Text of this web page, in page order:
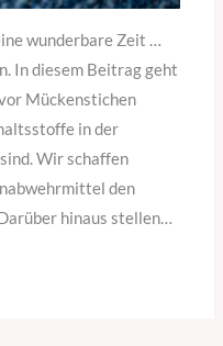
wunderbare Zeit …
In diesem Beitrag geht
Mückenstichen
in der
Wir schaffen
den
hinaus stellen…